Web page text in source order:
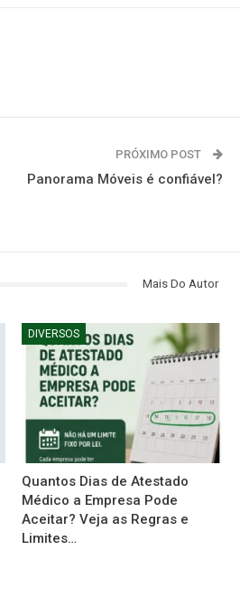
PRÓXIMO POST
Panorama Móveis é confiável?
Mais Do Autor
DIVERSOS
Quantos Dias de Atestado
Médico a Empresa Pode
Aceitar? Veja as Regras e
Limites…